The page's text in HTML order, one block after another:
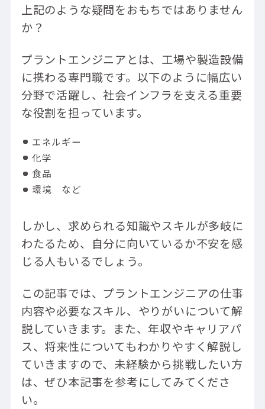
上記のような疑問をおもちではありません
か？
プラントエンジニアとは、工場や製造設備
に携わる専門職です。以下のように幅広い
分野で活躍し、社会インフラを支える重要
な役割を担っています。
エネルギー
化学
食品
環境 など
しかし、求められる知識やスキルが多岐に
わたるため、自分に向いているか不安を感
じる人もいるでしょう。
この記事では、プラントエンジニアの仕事
内容や必要なスキル、やりがいについて解
説していきます。また、年収やキャリアパ
ス、将来性についてもわかりやすく解説し
ていきますので、未経験から挑戦したい方
は、ぜひ本記事を参考にしてみてくださ
い。